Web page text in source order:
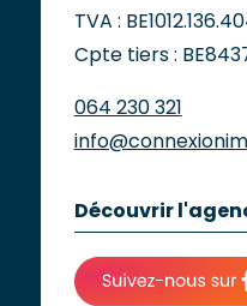
TVA :
Cpte tiers :
064 230 321
Découvrir